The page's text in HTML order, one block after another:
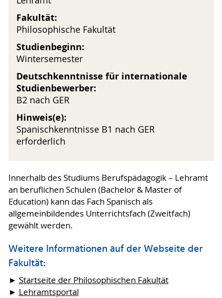
Fakultät:
Philosophische Fakultät
Studienbeginn:
Wintersemester
Deutschkenntnisse für internationale
Studienbewerber:
B2 nach GER
Hinweis(e):
Spanischkenntnisse B1 nach GER
erforderlich
Innerhalb des Studiums Berufspädagogik – Lehramt
an beruflichen Schulen (Bachelor & Master of
Education) kann das Fach Spanisch als
allgemeinbildendes Unterrichtsfach (Zweitfach)
gewählt werden.
Weitere Informationen auf der Webseite der
Fakultät:
► Startseite der Philosophischen Fakultät
► Lehramtsportal